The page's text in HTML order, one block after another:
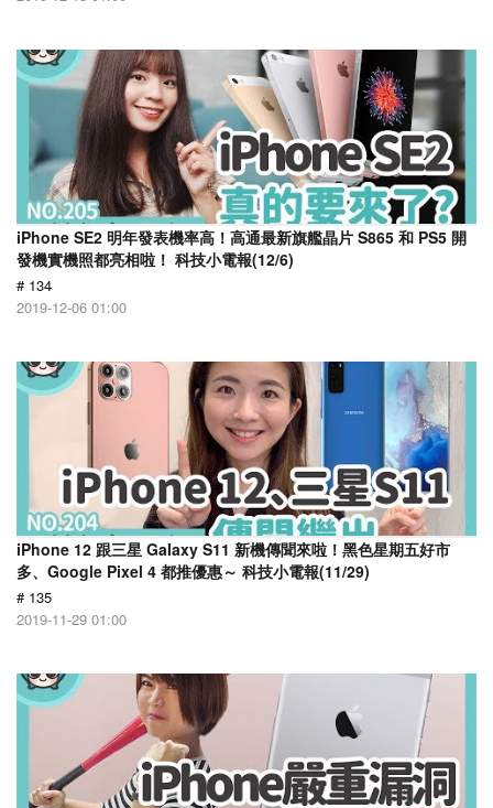
iPhone SE2 明年發表機率高！高通最新旗艦晶片 S865 和 PS5 開
發機實機照都亮相啦！ 科技小電報(12/6)
# 134
2019-12-06 01:00
iPhone 12 跟三星 Galaxy S11 新機傳聞來啦！黑色星期五好市
多、Google Pixel 4 都推優惠～ 科技小電報(11/29)
# 135
2019-11-29 01:00